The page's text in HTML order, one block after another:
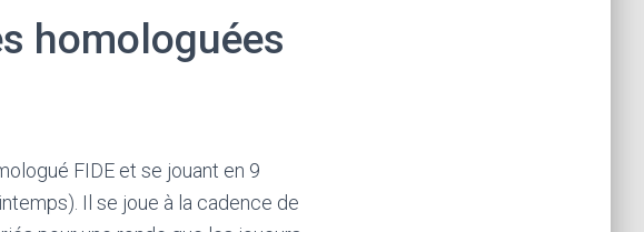
homologuées
FIDE et se jouant en 9
Il se joue à la cadence de